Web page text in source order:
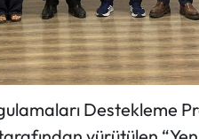
Destekleme